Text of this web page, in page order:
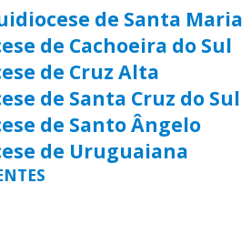
de Santa Maria
de Cachoeira do Sul
de Cruz Alta
de Santa Cruz do Sul
de Santo Ângelo
de Uruguaiana